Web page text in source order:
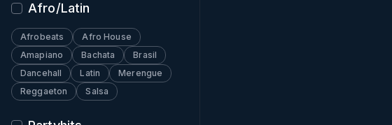
Afro/Latin
Afrobeats
Afro House
Amapiano
Bachata
Brasil
Dancehall
Latin
Merengue
Reggaeton
Salsa